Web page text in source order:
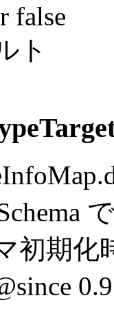
false
ト
初期化